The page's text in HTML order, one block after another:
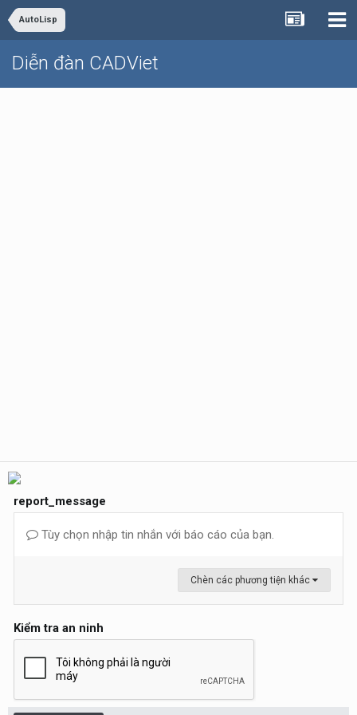
AutoLisp
Diễn đàn CADViet
report_message
Tùy chọn nhập tin nhắn với báo cáo của bạn.
Chèn các phương tiện khác
Kiểm tra an ninh